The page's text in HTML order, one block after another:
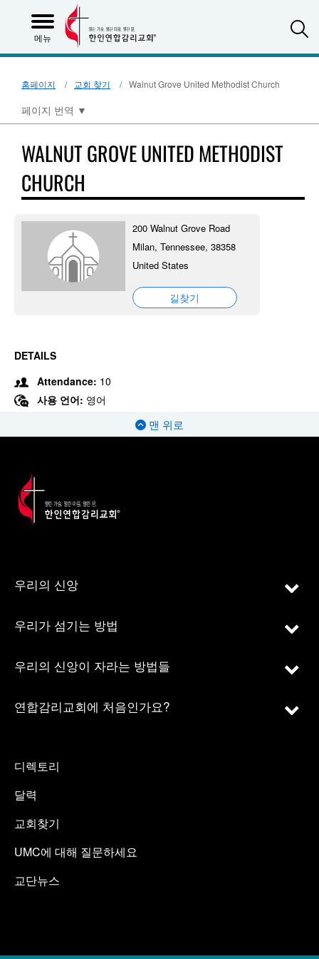
메뉴
홈페이지 교회 찾기 Walnut Grove United Methodist Church
페이지 번역 ▼
WALNUT GROVE UNITED METHODIST
CHURCH
200 Walnut Grove Road
Milan, Tennessee, 38358
United States
길찾기
DETAILS
Attendance: 10
사용 언어: 영어
맨 위로
우리의 신앙
우리가 섬기는 방법
우리의 신앙이 자라는 방법들
연합감리교회에 처음인가요?
디렉토리
달력
교회찾기
UMC에 대해 질문하세요
교단뉴스